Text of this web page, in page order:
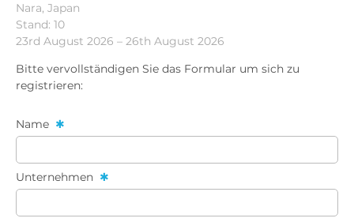
Händler
Nara, Japan
Stand: 10
23rd August 2026 – 26th August 2026
Bitte vervollständigen Sie das Formular um sich zu
registrieren:
Name
Unternehmen